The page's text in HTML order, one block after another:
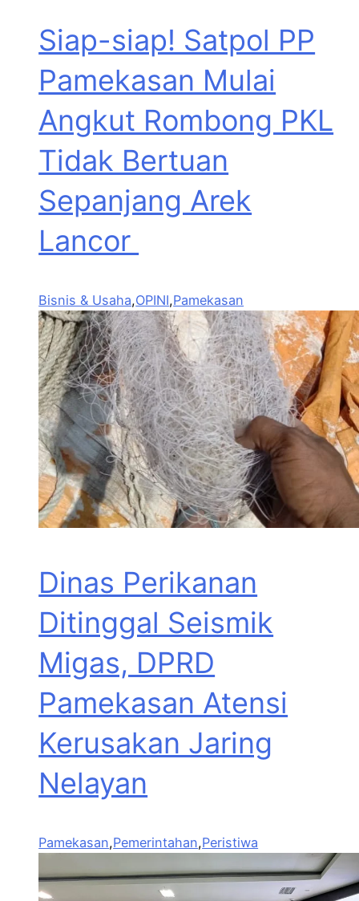
Siap-siap! Satpol PP
Pamekasan Mulai
Angkut Rombong PKL
Tidak Bertuan
Sepanjang Arek
Lancor
Bisnis & Usaha,OPINI,Pamekasan
Dinas Perikanan
Ditinggal Seismik
Migas, DPRD
Pamekasan Atensi
Kerusakan Jaring
Nelayan
Pamekasan,Pemerintahan,Peristiwa